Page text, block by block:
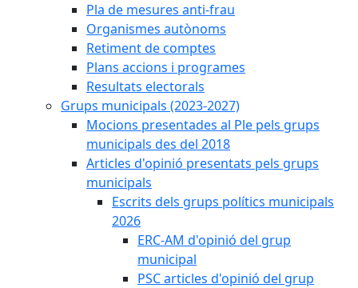
Pla de mesures anti-frau
Organismes autònoms
Retiment de comptes
Plans accions i programes
Resultats electorals
Grups municipals (2023-2027)
Mocions presentades al Ple pels grups
municipals des del 2018
Articles d'opinió presentats pels grups
municipals
Escrits dels grups polítics municipals
2026
ERC-AM d'opinió del grup
municipal
PSC articles d'opinió del grup